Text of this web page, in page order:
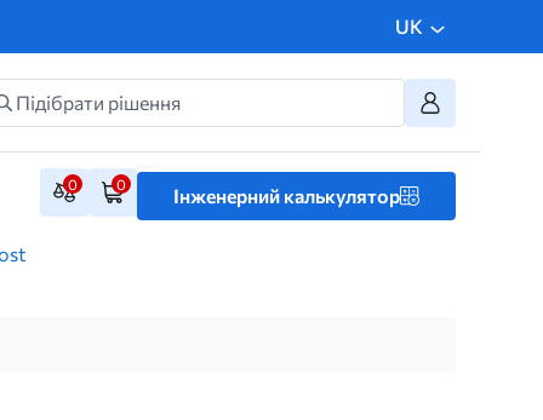
UK
0 0 Інженерний калькулятор